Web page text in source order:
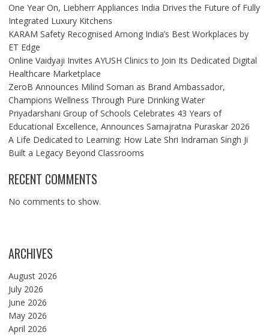
One Year On, Liebherr Appliances India Drives the Future of Fully
Integrated Luxury Kitchens
KARAM Safety Recognised Among India’s Best Workplaces by
ET Edge
Online Vaidyaji Invites AYUSH Clinics to Join Its Dedicated Digital
Healthcare Marketplace
ZeroB Announces Milind Soman as Brand Ambassador,
Champions Wellness Through Pure Drinking Water
Priyadarshani Group of Schools Celebrates 43 Years of
Educational Excellence, Announces Samajratna Puraskar 2026
A Life Dedicated to Learning: How Late Shri Indraman Singh Ji
Built a Legacy Beyond Classrooms
RECENT COMMENTS
No comments to show.
ARCHIVES
August 2026
July 2026
June 2026
May 2026
April 2026